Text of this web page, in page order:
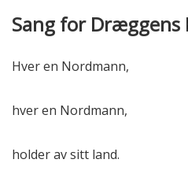
MEDLEMMENE
RÅDET 2025
DRILLTROPPEN
MEDLEMSKONTINGENT
RÅDET 2025
Sang for Dræggens
Hver en Nordmann,
hver en Nordmann,
holder av sitt land.